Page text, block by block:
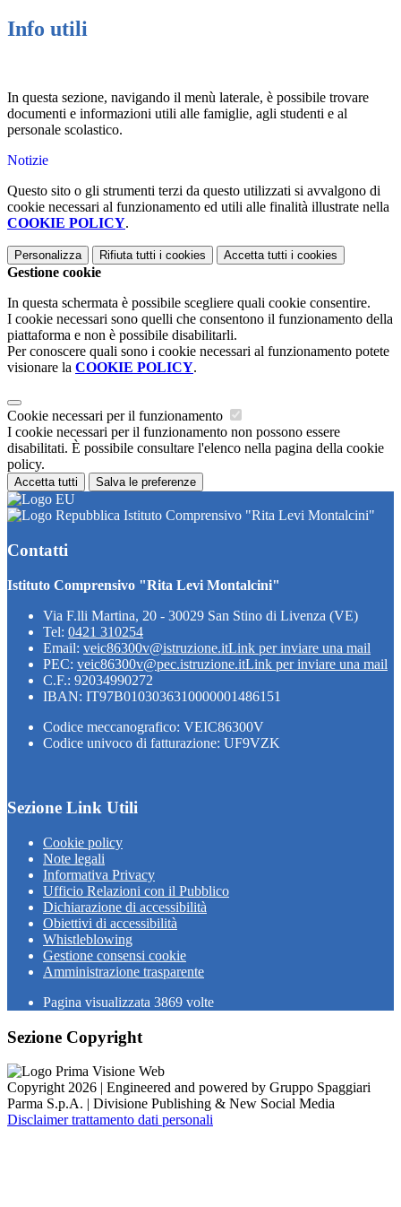
Info utili
In questa sezione, navigando il menù laterale, è possibile trovare
documenti e informazioni utili alle famiglie, agli studenti e al
personale scolastico.
Notizie
Questo sito o gli strumenti terzi da questo utilizzati si avvalgono di
cookie necessari al funzionamento ed utili alle finalità illustrate nella
COOKIE POLICY.
Personalizza Rifiuta tutti i cookies Accetta tutti i cookies
Gestione cookie
In questa schermata è possibile scegliere quali cookie consentire.
I cookie necessari sono quelli che consentono il funzionamento della
piattaforma e non è possibile disabilitarli.
Per conoscere quali sono i cookie necessari al funzionamento potete
visionare la COOKIE POLICY.
Cookie necessari per il funzionamento
I cookie necessari per il funzionamento non possono essere
disabilitati. È possibile consultare l'elenco nella pagina della cookie
policy.
Accetta tutti Salva le preferenze
Istituto Comprensivo "Rita Levi Montalcini"
Contatti
Istituto Comprensivo "Rita Levi Montalcini"
Via F.lli Martina, 20 - 30029 San Stino di Livenza (VE)
Tel: 0421 310254
Email: veic86300v@istruzione.itLink per inviare una mail
PEC: veic86300v@pec.istruzione.itLink per inviare una mail
C.F.: 92034990272
IBAN: IT97B0103036310000001486151
Codice meccanografico: VEIC86300V
Codice univoco di fatturazione: UF9VZK
Sezione Link Utili
Cookie policy
Note legali
Informativa Privacy
Ufficio Relazioni con il Pubblico
Dichiarazione di accessibilità
Obiettivi di accessibilità
Whistleblowing
Gestione consensi cookie
Amministrazione trasparente
Pagina visualizzata 3869 volte
Sezione Copyright
Copyright 2026 | Engineered and powered by Gruppo Spaggiari
Parma S.p.A. | Divisione Publishing & New Social Media
Disclaimer trattamento dati personali